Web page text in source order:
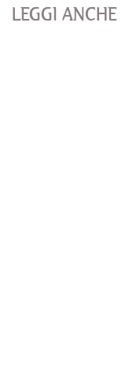
LEGGI ANCHE